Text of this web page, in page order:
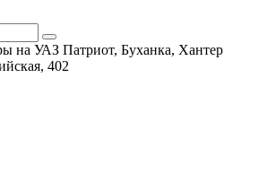
на УАЗ Патриот, Буханка, Хантер
402